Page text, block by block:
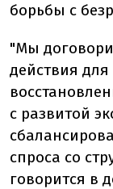
борьбы с
"Мы
действия
с развитой
спроса со
говорится в